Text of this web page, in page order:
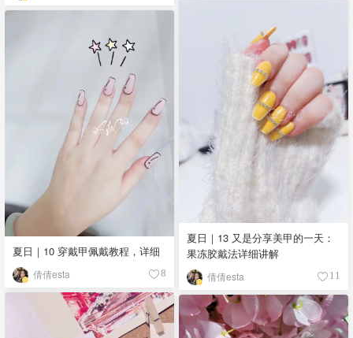
夏日｜13 又是分享美甲的一天：
果冻胶戴法详细讲解
倩倩esta 11
夏日｜10 穿戴甲佩戴教程，详细
倩倩esta 8